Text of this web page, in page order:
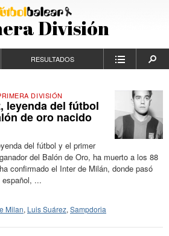
División
RESULTADOS
DIVISIÓN
leyenda del fútbol
de oro nacido
del fútbol y el primer
del Balón de Oro, ha muerto a los 88
confirmado el Inter de Milán, donde pasó
...
Milan, Luis Suárez, Sampdoria